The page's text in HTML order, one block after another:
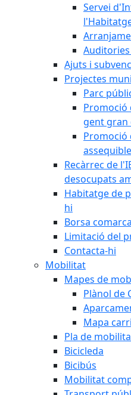
Servei
Ajuts i
Projectes
Parc
Promoció
gent gran
Promoció
Recàrrec de
desocupats
Habitatge de
hi
Borsa
Limitació del
Contacta-hi
Mobilitat
Mapes de
Plànol de
Mapa
Pla de
Bicicleda
Bicibús
Mobilitat